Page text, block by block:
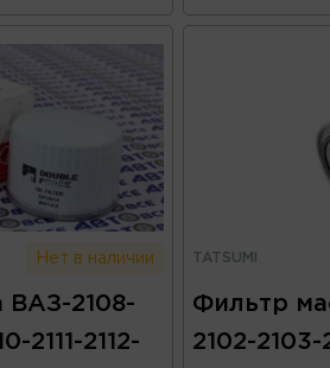
Нет в наличии
ВАЗ-2108-
2111-2112-
TATSUMI
Фильтр
2102-2103-